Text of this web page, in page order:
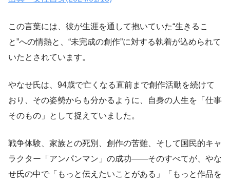
この言葉には、彼が生涯を通して抱いていた“生きるこ
と”への情熱と、“未完成の創作”に対する執着が込められて
いたとされています。
やなせ氏は、94歳で亡くなる直前まで創作活動を続けて
おり、その姿勢からも分かるように、自身の人生を「仕事
そのもの」として捉えていました。
戦争体験、家族との死別、創作の苦難、そして国民的キャ
ラクター「アンパンマン」の成功――そのすべてが、やな
せ氏の中で「もっと伝えたいことがある」「もっと作品を